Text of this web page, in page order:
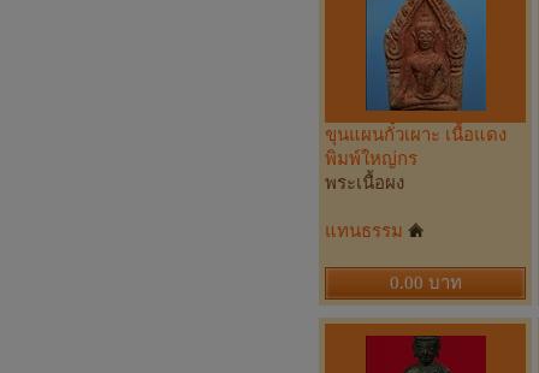
ขุนแผนกั๋วเผาะ เนื้อแดง
พิมพ์ใหญ่กร
พระเนื้อผง
แทนธรรม
0.00 บาท